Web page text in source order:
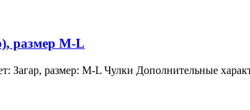
размер M-L
Загар, размер: M-L Чулки Дополнительные